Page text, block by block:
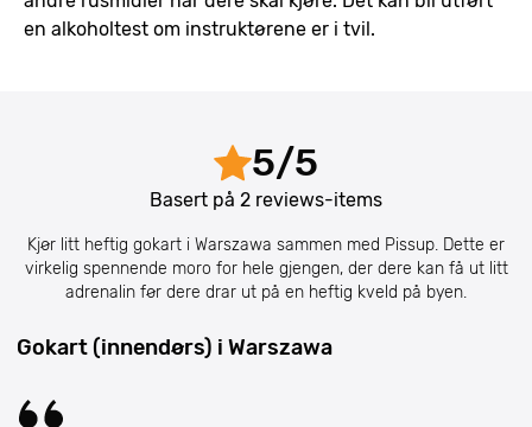
en alkoholtest om instruktørene er i tvil.
5/5
Basert på 2 reviews-items
Kjør litt heftig gokart i Warszawa sammen med Pissup. Dette er
virkelig spennende moro for hele gjengen, der dere kan få ut litt
adrenalin før dere drar ut på en heftig kveld på byen.
Gokart (innendørs) i Warszawa